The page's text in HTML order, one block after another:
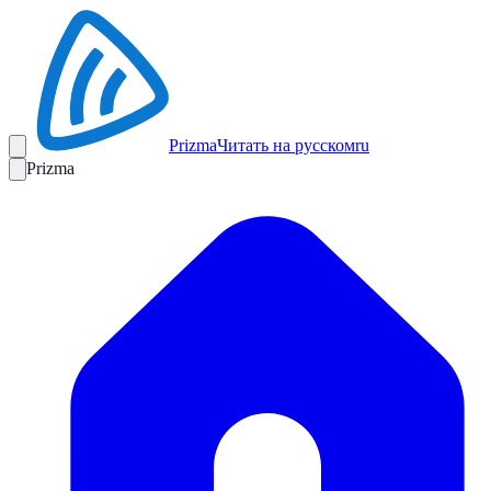
PrizmaЧитать на русскомru
Prizma